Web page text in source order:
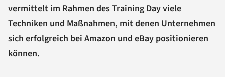
vermittelt im Rahmen des Training Day viele
Techniken und Maßnahmen, mit denen Unternehmen
sich erfolgreich bei Amazon und eBay positionieren
können.